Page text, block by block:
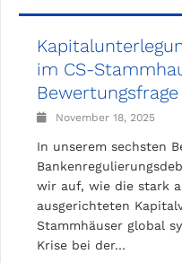
im CS-
Bewertungsfrage
November 18, 2025
In unserem sechsten
wir auf, wie die stark
ausgerichteten
Stammhäuser global
Krise bei der…